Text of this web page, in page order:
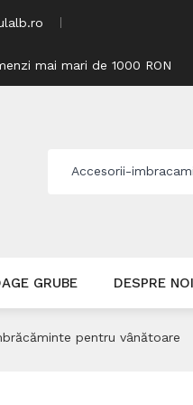
mai mari de 1000 RON
Accesorii-
GRUBE DESPRE NOI
pentru vânătoare